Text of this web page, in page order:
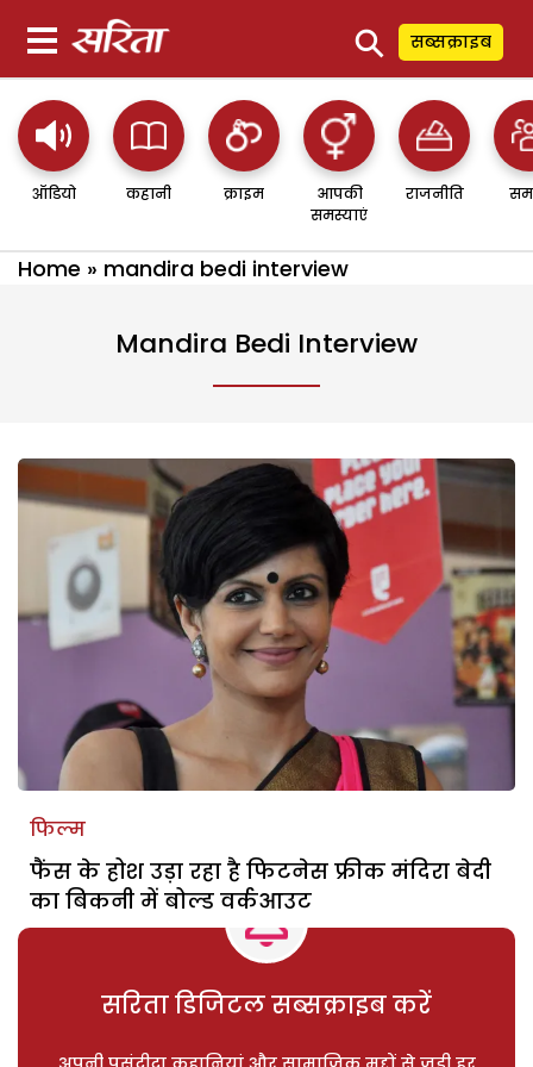
⚲ सब्सक्राइब
ऑडियो कहानी क्राइम
आपकी
समस्याएं
राजनीति
Home » mandira bedi interview
Mandira Bedi Interview
फिल्म
फैंस के होश उड़ा रहा है फिटनेस फ्रीक मंदिरा बेदी
का बिकनी में बोल्ड वर्कआउट
सरिता डिजिटल सब्सक्राइब करें